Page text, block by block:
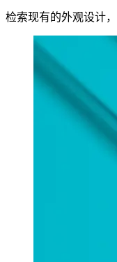
检索现有的外观设计